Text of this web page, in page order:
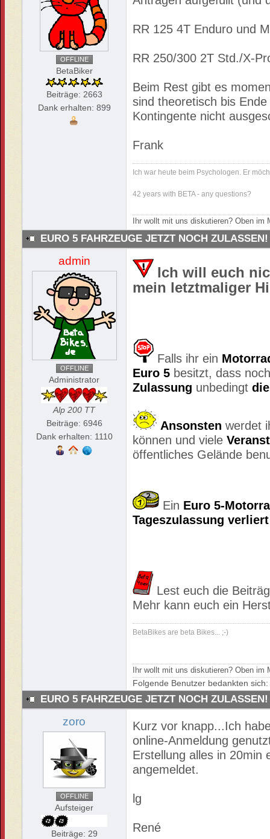
OFFLINE
BetaBiker
Beiträge: 2663
Dank erhalten: 899
RR 125 4T Enduro und
RR 250/300 2T Std./X-
Beim Rest gibt es
sind theoretisch bis
Kontingente nicht
Frank
Ich war heute beim Psychologen. Er
42 years with BETA - any questions?
Ihr wollt mit uns diskutieren? Oben
EURO 5 FAHRZEUGE JETZT NOCH ZULASSEN!
admin
OFFLINE
Administrator
Alp 200 TT
Beiträge: 6946
Dank erhalten: 1110
Ich will euch
mein letztmaliger
Falls ihr ein
Euro 5 besitzt, dass
Zulassung unbedingt
Ansonsten werdet
können und viele
öffentliches Gelände
Ein Euro 5-
Tageszulassungverliert
Lest euch die
Mehr kann euch ein
BetaBikes are beta Bikes... ;-)
Ihr wollt mit uns diskutieren? Oben
Folgende Benutzer bedankten
EURO 5 FAHRZEUGE JETZT NOCH ZULASSEN!
zoro
OFFLINE
Aufsteiger
Beiträge: 29
Kurz vor knapp...Ich
online-Anmeldung
Erstellung alles in 20min
angemeldet.
lg
René